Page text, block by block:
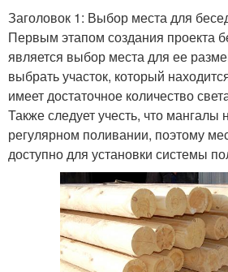
Заголовок 1: Выбор места для
Первым этапом создания проекта
является выбор места для ее
выбрать участок, который
имеет достаточное количество
Также следует учесть, что мангалы
регулярном поливании, поэтому
доступно для установки системы